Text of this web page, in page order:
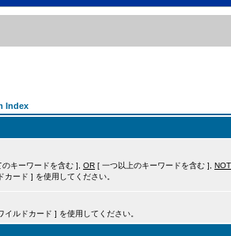
Index
のキーワードを含む ], OR [ 一つ以上のキーワードを含む ], NOT
ード ] を使用してください。
ルドカード ] を使用してください。